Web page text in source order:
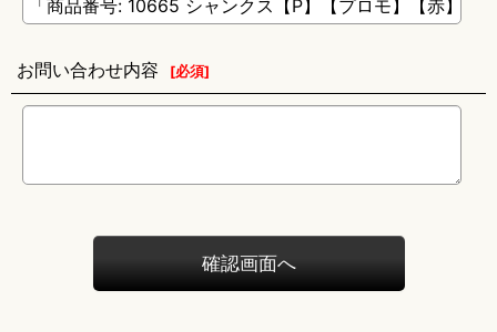
お問い合わせ内容 [必須]
確認画面へ